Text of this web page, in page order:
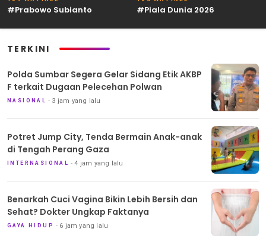
#Prabowo Subianto #Piala Dunia 2026
TERKINI
Polda Sumbar Segera Gelar Sidang Etik AKBP
F terkait Dugaan Pelecehan Polwan
NASIONAL 3 jam yang lalu
Potret Jump City, Tenda Bermain Anak-anak
di Tengah Perang Gaza
INTERNASIONAL 4 jam yang lalu
Benarkah Cuci Vagina Bikin Lebih Bersih dan
Sehat? Dokter Ungkap Faktanya
GAYA HIDUP 6 jam yang lalu